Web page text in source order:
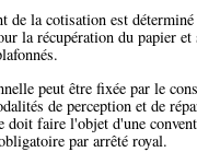
de la cotisation est
la récupération du papier et
peut être fixée par le
de perception et de
doit faire l'objet d'une
par arrêté royal.